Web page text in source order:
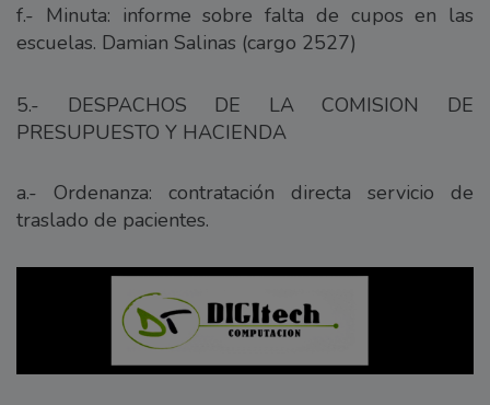
f.- Minuta: informe sobre falta de cupos en las
escuelas. Damian Salinas (cargo 2527)
5.- DESPACHOS DE LA COMISION DE
PRESUPUESTO Y HACIENDA
a.- Ordenanza: contratación directa servicio de
traslado de pacientes.